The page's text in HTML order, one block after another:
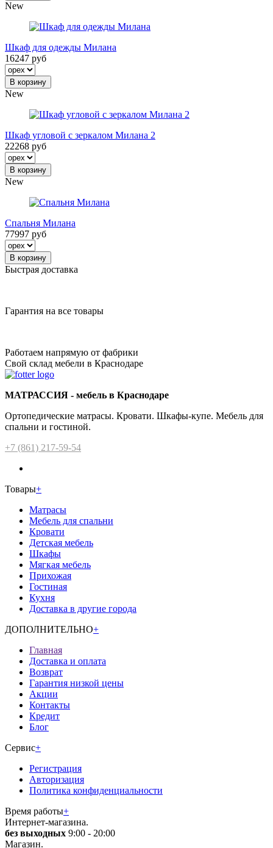
New
Шкаф для одежды Милана
16247 руб
В корзину
New
Шкаф угловой с зеркалом Милана 2
22268 руб
В корзину
New
Спальня Милана
77997 руб
В корзину
Быстрая доставка
Гарантия на все товары
Работаем напрямую от фабрики
Свой склад мебели в Краснодаре
МАТРАССИЯ - мебель в Краснодаре
Ортопедические матрасы. Кровати. Шкафы-купе. Мебель для
спальни и гостиной.
+7 (861) 217-59-54
Товары+
Матрасы
Мебель для спальни
Кровати
Детская мебель
Шкафы
Мягкая мебель
Прихожая
Гостиная
Кухня
Доставка в другие города
ДОПОЛНИТЕЛЬНО+
Главная
Доставка и оплата
Возврат
Гарантия низкой цены
Акции
Контакты
Кредит
Блог
Сервис+
Регистрация
Авторизация
Политика конфиденциальности
Время работы+
Интернет-магазина.
без выходных 9:00 - 20:00
Магазин.